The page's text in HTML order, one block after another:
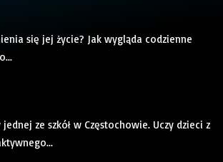
się jej życie? Jak wygląda codzienne
ze szkół w Częstochowie. Uczy dzieci z